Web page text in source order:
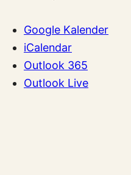
Google Kalender
iCalendar
Outlook 365
Outlook Live